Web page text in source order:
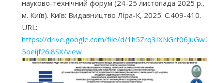
науково-технічний форум (24-25 листопада 2025 р.,
м. Київ). Київ: Видавництво Ліра-К, 2025. С.409-410.
URL:
https://drive.google.com/file/d/1h5Zrq3IXNGrt06JuGw2-
5oeijf26i8SX/view